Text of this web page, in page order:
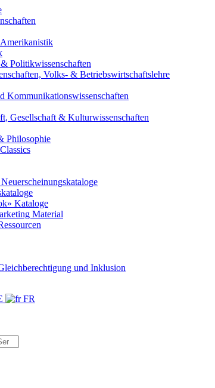
Politikwissenschaften
Volks- & Betriebswirtschaftslehre
Kommunikationswissenschaften
Gesellschaft & Kulturwissenschaften
Philosophie
Kataloge
Material
und Inklusion
FR